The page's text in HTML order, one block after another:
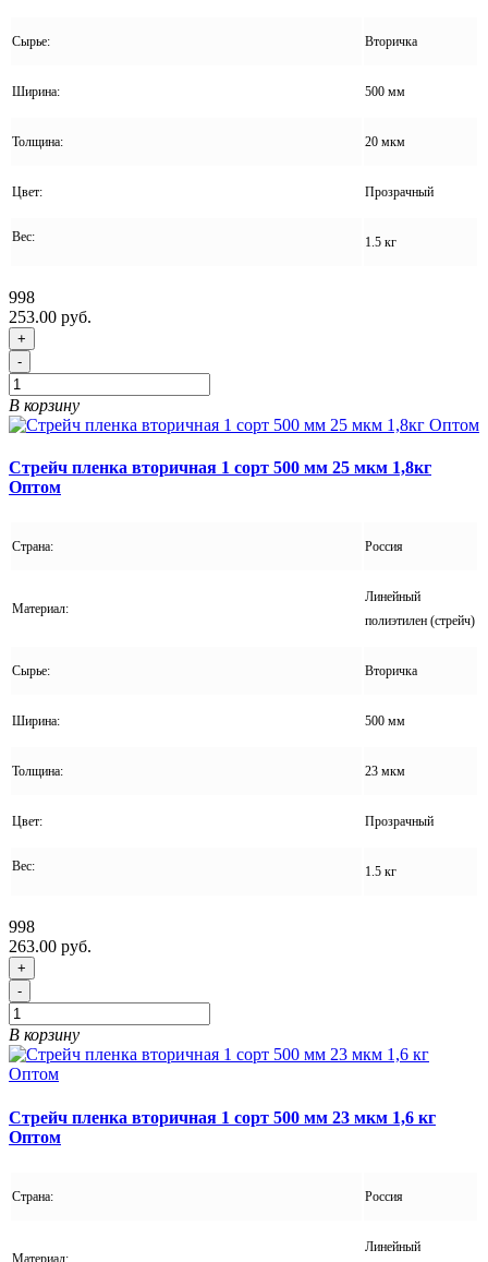
Сырье: Вторичка
Ширина: 500 мм
Толщина: 20 мкм
Цвет: Прозрачный
Вес: 1.5 кг
998
253.00 руб.
+
-
В корзину
Стрейч пленка вторичная 1 сорт 500 мм 25 мкм 1,8кг
Оптом
Страна: Россия
Материал:
Линейный
полиэтилен (стрейч)
Сырье: Вторичка
Ширина: 500 мм
Толщина: 23 мкм
Цвет: Прозрачный
Вес: 1.5 кг
998
263.00 руб.
+
-
В корзину
Стрейч пленка вторичная 1 сорт 500 мм 23 мкм 1,6 кг
Оптом
Страна: Россия
Материал:
Линейный